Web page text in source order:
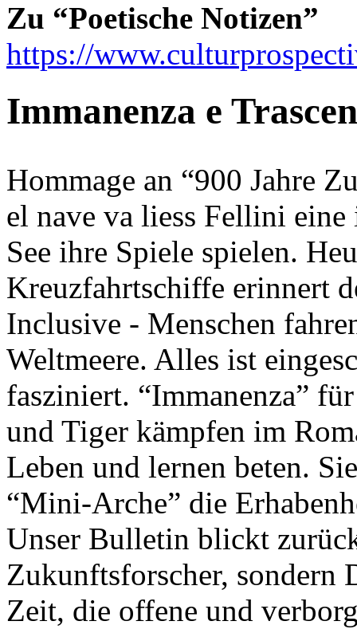
Zu “Poetische Notizen”
https://
Immanenza e
Hommage an “900 Jahre
el nave va liess Fellini
See ihre Spiele spielen.
Kreuzfahrtschiffe erinnert
Inclusive - Menschen
Weltmeere. Alles ist
fasziniert. “Immanenza”
und Tiger kämpfen im
Leben und lernen beten.
“Mini-Arche” die
Unser Bulletin blickt
Zukunftsforscher, sondern
Zeit, die offene und